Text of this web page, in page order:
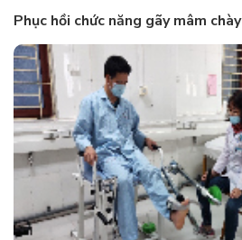
Phục hồi chức năng gãy mâm chày